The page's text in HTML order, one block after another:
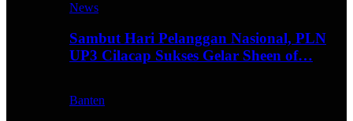
News
Sambut Hari Pelanggan Nasional, PLN
UP3 Cilacap Sukses Gelar Sheen of…
Banten